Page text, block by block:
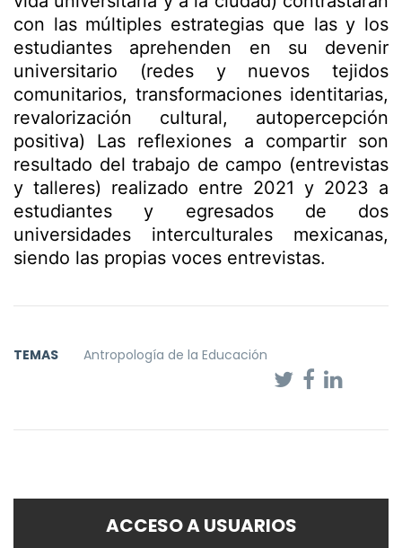
con las múltiples estrategias que las y los
estudiantes aprehenden en su devenir
universitario (redes y nuevos tejidos
comunitarios, transformaciones identitarias,
revalorización cultural, autopercepción
positiva) Las reflexiones a compartir son
resultado del trabajo de campo (entrevistas
y talleres) realizado entre 2021 y 2023 a
estudiantes y egresados de dos
universidades interculturales mexicanas,
siendo las propias voces entrevistas.
TEMAS Antropología de la Educación
ACCESO A USUARIOS